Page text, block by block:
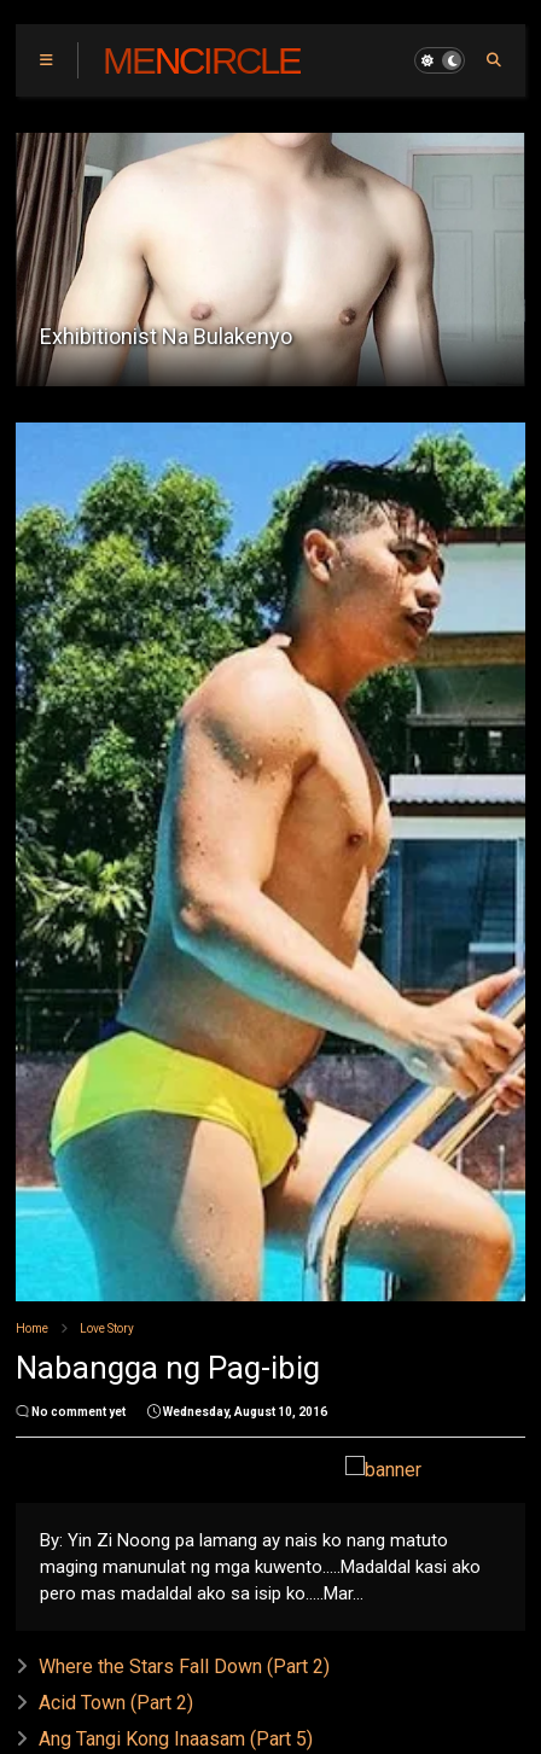
MENCIRCLE
Guard Sa Parking Lot
Home Love Story
Nabangga ng Pag-ibig
No comment yet Wednesday, August 10, 2016
By: Yin Zi Noong pa lamang ay nais ko nang matuto
maging manunulat ng mga kuwento…..Madaldal kasi ako
pero mas madaldal ako sa isip ko…..Mar...
Where the Stars Fall Down (Part 2)
Acid Town (Part 2)
Ang Tangi Kong Inaasam (Part 5)